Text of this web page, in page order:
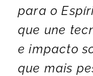
para o
que une
e impacto
que mais